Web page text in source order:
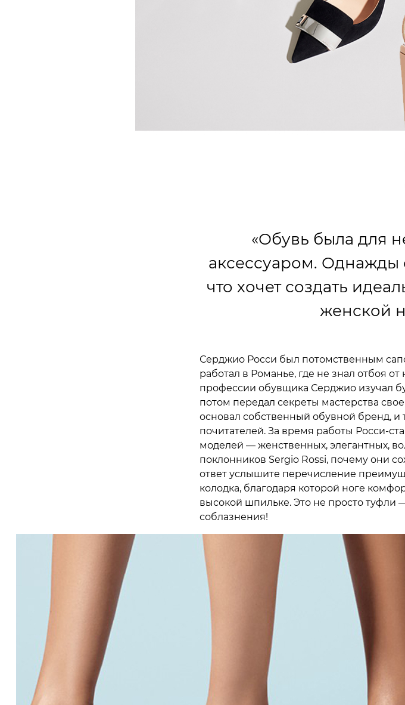
«Обувь была для
аксессуаром. Однажды
что хочет создать
женской
Серджио Росси был потомственным
работал в Романье, где не знал отбоя
профессии обувщика Серджио изучал
потом передал секреты мастерства
основал собственный обувной бренд, и
почитателей. За время работы Росси-
моделей — женственных, элегантных,
поклонников Sergio Rossi, почему они
ответ услышите перечисление
колодка, благодаря которой ноге
высокой шпильке. Это не просто
соблазнения!